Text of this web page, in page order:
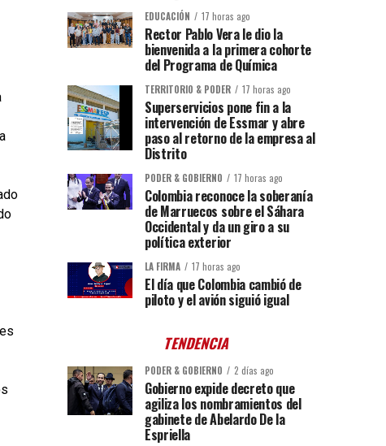
EDUCACIÓN 17 horas ago
Rector Pablo Vera le dio la
bienvenida a la primera cohorte
del Programa de Química
TERRITORIO & PODER 17 horas ago
Superservicios pone fin a la
intervención de Essmar y abre
paso al retorno de la empresa al
Distrito
PODER & GOBIERNO 17 horas ago
Colombia reconoce la soberanía
de Marruecos sobre el Sáhara
Occidental y da un giro a su
política exterior
LA FIRMA 17 horas ago
El día que Colombia cambió de
piloto y el avión siguió igual
TENDENCIA
PODER & GOBIERNO 2 días ago
Gobierno expide decreto que
agiliza los nombramientos del
gabinete de Abelardo De la
Espriella